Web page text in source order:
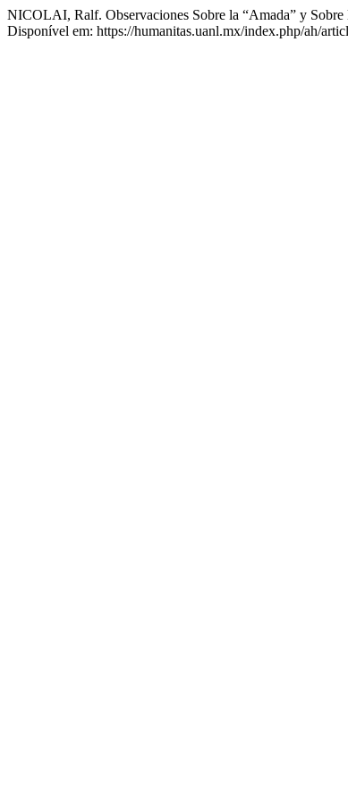
NICOLAI, Ralf. Observaciones Sobre la “Amada” y Sobre
Disponível em: https://humanitas.uanl.mx/index.php/ah/